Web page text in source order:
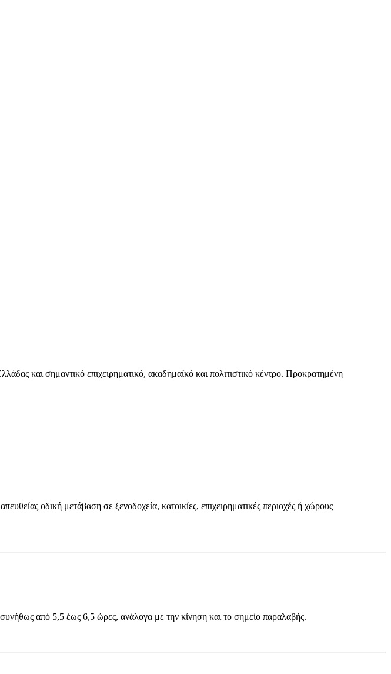
και σημαντικό επιχειρηματικό, ακαδημαϊκό και πολιτιστικό κέντρο. Προκρατημένη
οδική μετάβαση σε ξενοδοχεία, κατοικίες, επιχειρηματικές περιοχές ή χώρους
από 5,5 έως 6,5 ώρες, ανάλογα με την κίνηση και το σημείο παραλαβής.